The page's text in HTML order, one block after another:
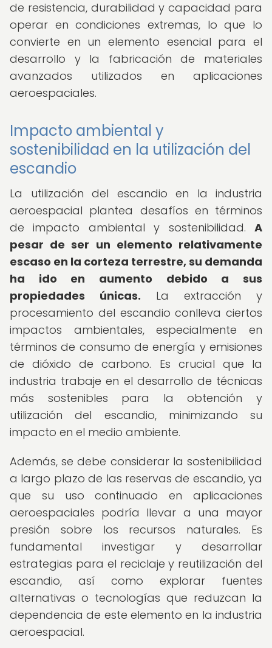
de resistencia, durabilidad y capacidad para
operar en condiciones extremas, lo que lo
convierte en un elemento esencial para el
desarrollo y la fabricación de materiales
avanzados utilizados en aplicaciones
aeroespaciales.
Impacto ambiental y
sostenibilidad en la utilización del
escandio
La utilización del escandio en la industria
aeroespacial plantea desafíos en términos
de impacto ambiental y sostenibilidad. A
pesar de ser un elemento relativamente
escaso en la corteza terrestre, su demanda
ha ido en aumento debido a sus
propiedades únicas. La extracción y
procesamiento del escandio conlleva ciertos
impactos ambientales, especialmente en
términos de consumo de energía y emisiones
de dióxido de carbono. Es crucial que la
industria trabaje en el desarrollo de técnicas
más sostenibles para la obtención y
utilización del escandio, minimizando su
impacto en el medio ambiente.
Además, se debe considerar la sostenibilidad
a largo plazo de las reservas de escandio, ya
que su uso continuado en aplicaciones
aeroespaciales podría llevar a una mayor
presión sobre los recursos naturales. Es
fundamental investigar y desarrollar
estrategias para el reciclaje y reutilización del
escandio, así como explorar fuentes
alternativas o tecnologías que reduzcan la
dependencia de este elemento en la industria
aeroespacial.